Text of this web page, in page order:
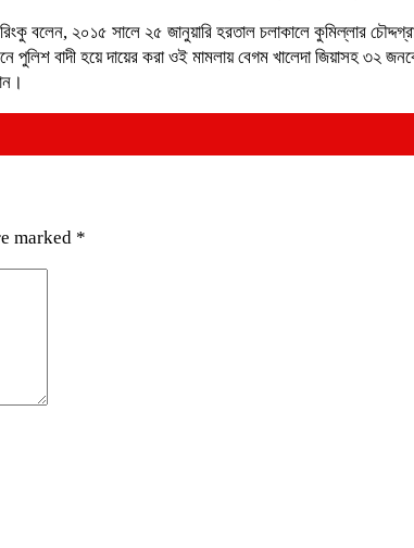
বলেন, ২০১৫ সালে ২৫ জানুয়ারি হরতাল চলাকালে কুমিল্লার
বাদী হয়ে দায়ের করা ওই মামলায় বেগম খালেদা জিয়াসহ ৩২
marked *